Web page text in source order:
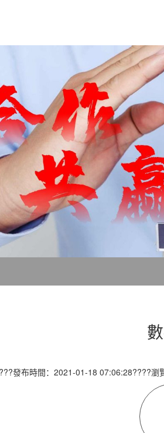
發布時間：2021-01-18 07:06:28????瀏